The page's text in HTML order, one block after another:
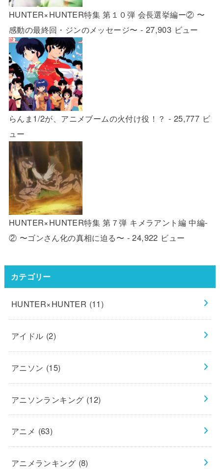
HUNTER×HUNTER特集 第１０弾 会長選挙編ー② 〜
感動の最終回・ジンのメッセージ〜 - 27,903 ビュー
らんま1/2が、アニメブームの火付け役！？ - 25,777 ビ
ュー
HUNTER×HUNTER特集 第７弾 キメラアント編 中編-
② 〜ゴンさん化の真相に迫る〜 - 24,922 ビュー
カテゴリー
HUNTER×HUNTER (11)
アイドル (2)
アニソン (15)
アニソンランキング (12)
アニメ (63)
アニメランキング (8)